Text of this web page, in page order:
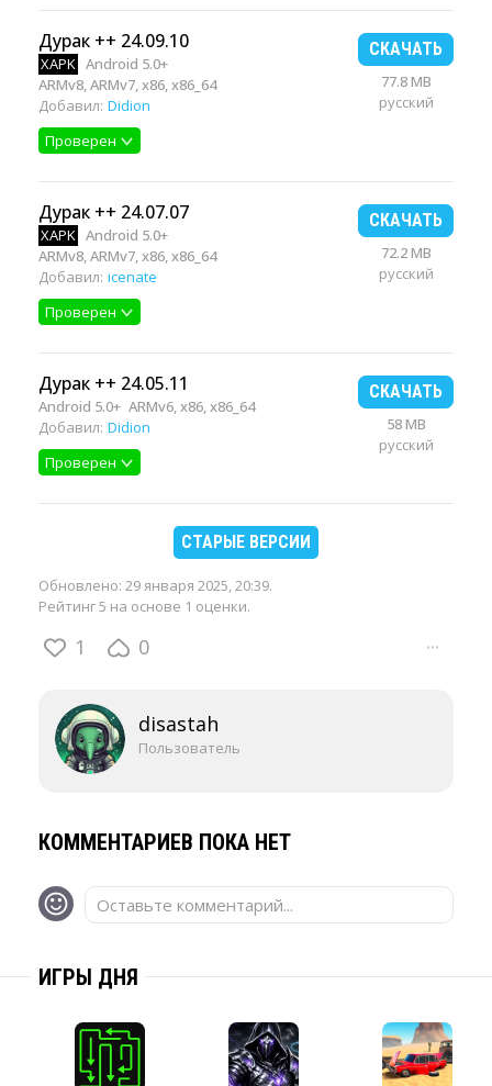
Дурак ++ 24.09.10
XAPK Android 5.0+
ARMv8, ARMv7, x86, x86_64
Добавил: Didion
Проверен
СКАЧАТЬ
77.8 MB
русский
Дурак ++ 24.07.07
XAPK Android 5.0+
ARMv8, ARMv7, x86, x86_64
Добавил: icenate
Проверен
СКАЧАТЬ
72.2 MB
русский
Дурак ++ 24.05.11
Android 5.0+ ARMv6, x86, x86_64
Добавил: Didion
Проверен
СКАЧАТЬ
58 MB
русский
СТАРЫЕ ВЕРСИИ
Обновлено: 29 января 2025, 20:39.
Рейтинг 5 на основе 1 оценки.
1 0 ···
disastah
Пользователь
КОММЕНТАРИЕВ ПОКА НЕТ
Оставьте комментарий...
ИГРЫ ДНЯ